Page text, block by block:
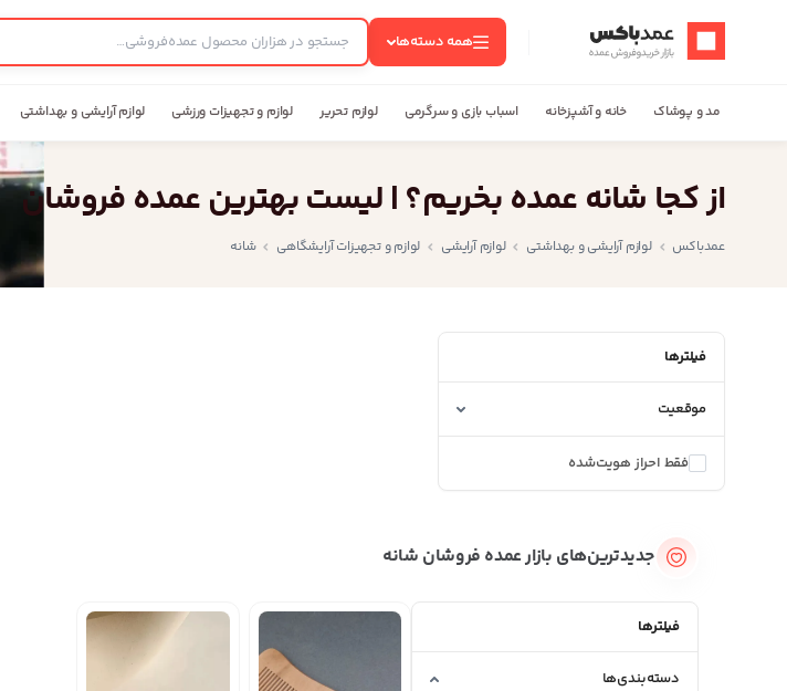
عمدباکس — بازگشت به صفحه اصلی همه دسته‌ها
مد و پوشاک خانه و آشپزخانه اسباب بازی و سرگرمی لوازم تحریر لوازم و تجهیزات ورزشی لوازم آرایشی و بهداشتی
از کجا شانه عمده بخریم؟ | لیست بهترین عمده فروشان
عمدباکس لوازم آرایشی و بهداشتی لوازم آرایشی لوازم و تجهیزات آرایشگاهی شانه
فیلترها
موقعیت
فقط احراز هویت‌شده
جدیدترین‌های بازار عمده فروشان شانه
فیلترها
دسته‌بندی‌ها